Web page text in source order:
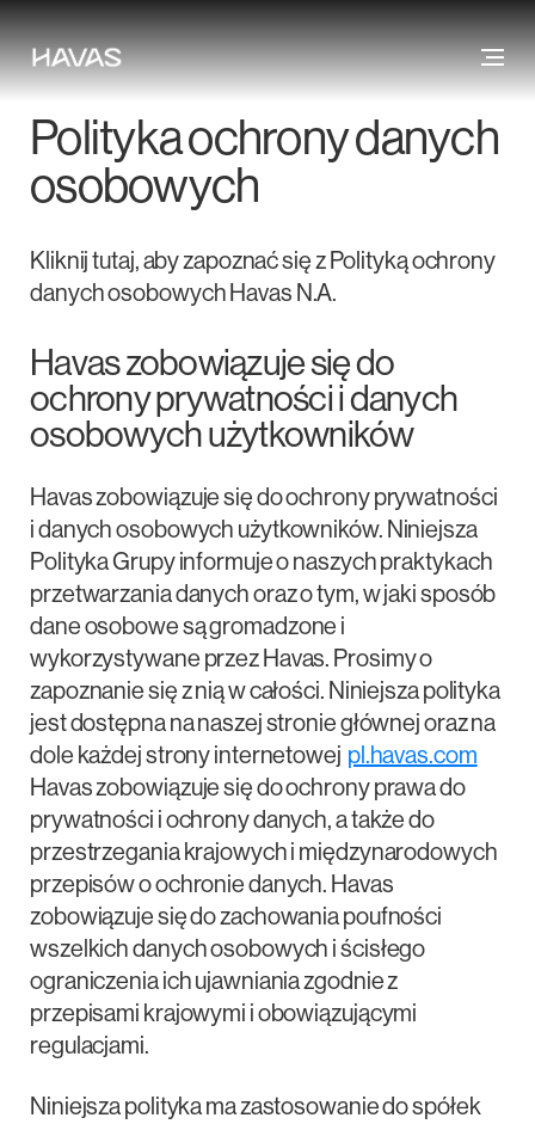
Polityka ochrony danych
osobowych
Kliknij tutaj, aby zapoznać się z Polityką ochrony
danych osobowych Havas N.A.
Havas zobowiązuje się do
ochrony prywatności i danych
osobowych użytkowników
Havas zobowiązuje się do ochrony prywatności
i danych osobowych użytkowników. Niniejsza
Polityka Grupy informuje o naszych praktykach
przetwarzania danych oraz o tym, w jaki sposób
dane osobowe są gromadzone i
wykorzystywane przez Havas. Prosimy o
zapoznanie się z nią w całości. Niniejsza polityka
jest dostępna na naszej stronie głównej oraz na
dole każdej strony internetowej pl.havas.com
Havas zobowiązuje się do ochrony prawa do
prywatności i ochrony danych, a także do
przestrzegania krajowych i międzynarodowych
przepisów o ochronie danych. Havas
zobowiązuje się do zachowania poufności
wszelkich danych osobowych i ścisłego
ograniczenia ich ujawniania zgodnie z
przepisami krajowymi i obowiązującymi
regulacjami.
Niniejsza polityka ma zastosowanie do spółek